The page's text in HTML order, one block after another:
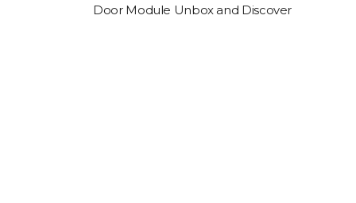
Door Module Unbox and Discover